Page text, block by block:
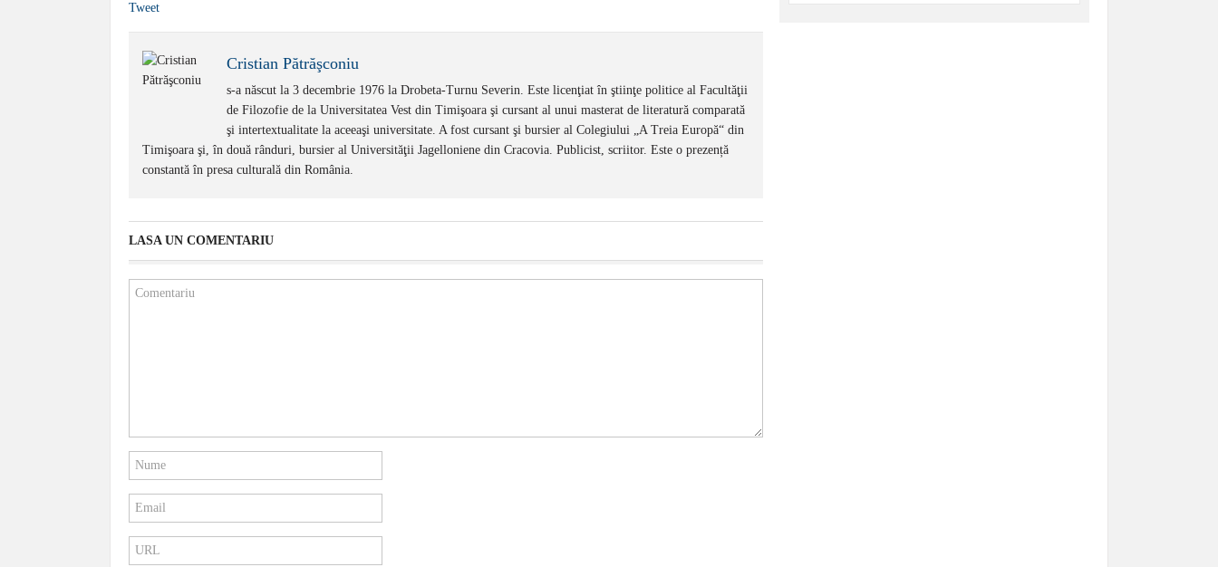
Tweet
Cristian Pătrăşconiu
s-a născut la 3 decembrie 1976 la Drobeta-Turnu Severin. Este licenţiat în ştiinţe politice al Facultăţii
de Filozofie de la Universitatea Vest din Timişoara şi cursant al unui masterat de literatură comparată
şi intertextualitate la aceeaşi universitate. A fost cursant şi bursier al Colegiului „A Treia Europă“ din
Timişoara şi, în două rânduri, bursier al Universităţii Jagelloniene din Cracovia. Publicist, scriitor. Este o prezență
constantă în presa culturală din România.
LASA UN COMENTARIU